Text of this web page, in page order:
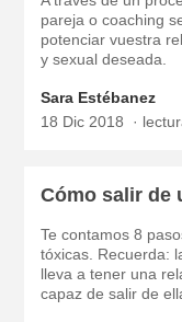
pareja o coaching
potenciar vuestra
y sexual deseada.
Sara Estébanez
18 Dic 2018
Cómo salir de
Te contamos 8
tóxicas. Recuerda:
lleva a tener una
capaz de salir de